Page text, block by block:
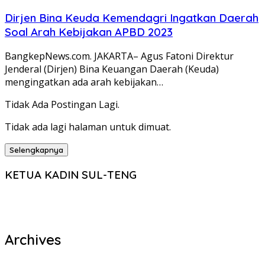
Dirjen Bina Keuda Kemendagri Ingatkan Daerah
Soal Arah Kebijakan APBD 2023
BangkepNews.com. JAKARTA– Agus Fatoni Direktur
Jenderal (Dirjen) Bina Keuangan Daerah (Keuda)
mengingatkan ada arah kebijakan…
Tidak Ada Postingan Lagi.
Tidak ada lagi halaman untuk dimuat.
Selengkapnya
KETUA KADIN SUL-TENG
Archives